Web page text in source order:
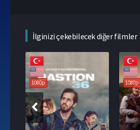
İlginizi çekebilecek diğer filmler
1080p 1080p